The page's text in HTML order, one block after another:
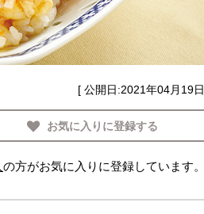
[ 公開日:2021年04月19日
お気に入りに登録する
の方がお気に入りに登録しています。